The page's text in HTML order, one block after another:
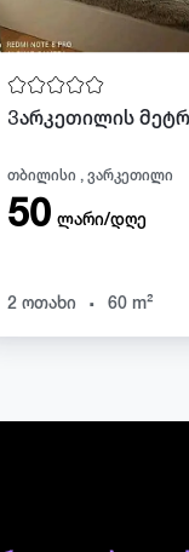
თბილისი , ვარკეთილი
50 ლარი/დღე
2 ოთახი . 60 m²